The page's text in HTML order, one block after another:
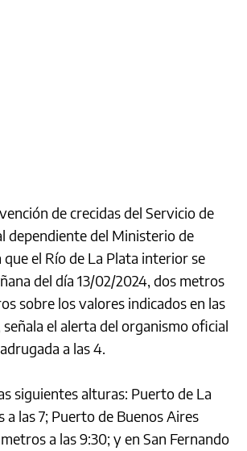
de crecidas del Servicio de
dependiente del Ministerio de
el Río de La Plata interior se
del día 13/02/2024, dos metros
sobre los valores indicados en las
señala el alerta del organismo oficial
a las 4.
siguientes alturas: Puerto de La
a las 7; Puerto de Buenos Aires
a las 9:30; y en San Fernando